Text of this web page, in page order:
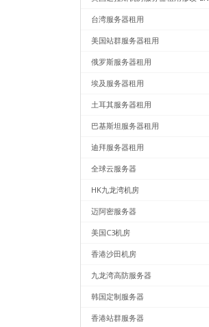
台湾服务器租用
美国站群服务器租用
俄罗斯服务器租用
埃及服务器租用
土耳其服务器租用
巴基斯坦服务器租用
迪拜服务器租用
全球云服务器
HK九龙湾机房
迈阿密服务器
美国C3机房
香港沙田机房
九龙湾高防服务器
韩国定制服务器
香港站群服务器